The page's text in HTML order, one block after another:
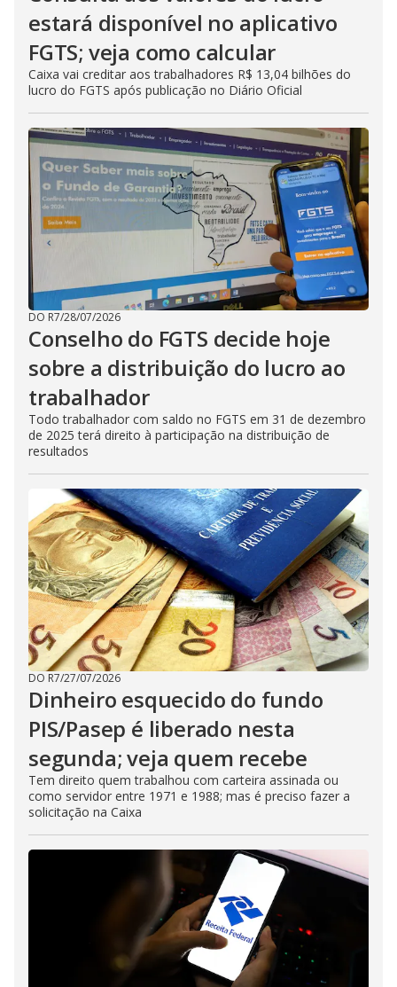
estará disponível no aplicativo
FGTS; veja como calcular
Caixa vai creditar aos trabalhadores R$ 13,04 bilhões do
lucro do FGTS após publicação no Diário Oficial
DO R7/28/07/2026
Conselho do FGTS decide hoje
sobre a distribuição do lucro ao
trabalhador
Todo trabalhador com saldo no FGTS em 31 de dezembro
de 2025 terá direito à participação na distribuição de
resultados
DO R7/27/07/2026
Dinheiro esquecido do fundo
PIS/Pasep é liberado nesta
segunda; veja quem recebe
Tem direito quem trabalhou com carteira assinada ou
como servidor entre 1971 e 1988; mas é preciso fazer a
solicitação na Caixa